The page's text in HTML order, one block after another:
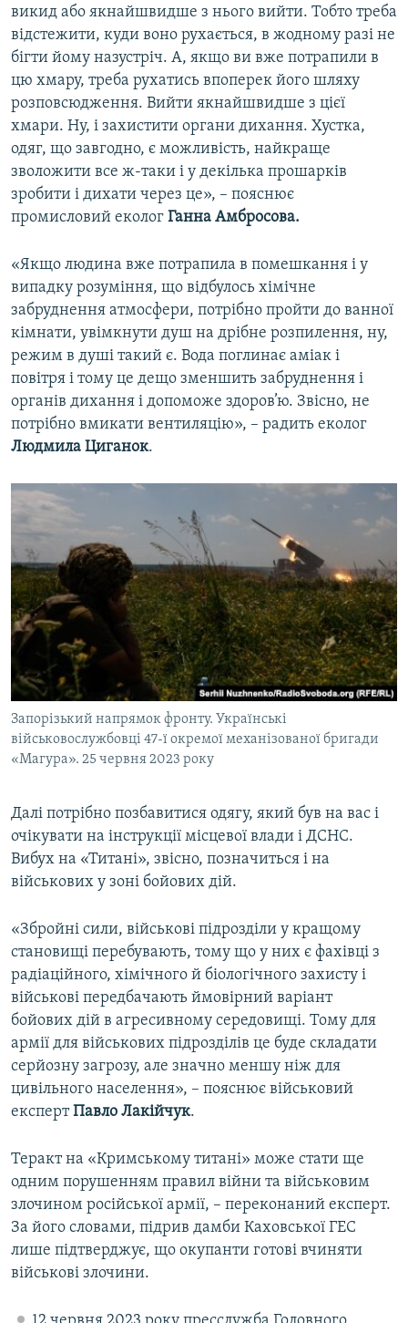
викид або якнайшвидше з нього вийти. Тобто треба
відстежити, куди воно рухається, в жодному разі не
бігти йому назустріч. А, якщо ви вже потрапили в
цю хмару, треба рухатись впоперек його шляху
розповсюдження. Вийти якнайшвидше з цієї
хмари. Ну, і захистити органи дихання. Хустка,
одяг, що завгодно, є можливість, найкраще
зволожити все ж-таки і у декілька прошарків
зробити і дихати через це», – пояснює
промисловий еколог Ганна Амбросова.
«Якщо людина вже потрапила в помешкання і у
випадку розуміння, що відбулось хімічне
забруднення атмосфери, потрібно пройти до ванної
кімнати, увімкнути душ на дрібне розпилення, ну,
режим в душі такий є. Вода поглинає аміак і
повітря і тому це дещо зменшить забруднення і
органів дихання і допоможе здоров’ю. Звісно, не
потрібно вмикати вентиляцію», – радить еколог
Людмила Циганок.
Запорізький напрямок фронту. Українські
військовослужбовці 47-ї окремої механізованої бригади
«Магура». 25 червня 2023 року
Далі потрібно позбавитися одягу, який був на вас і
очікувати на інструкції місцевої влади і ДСНС.
Вибух на «Титані», звісно, позначиться і на
військових у зоні бойових дій.
«Збройні сили, військові підрозділи у кращому
становищі перебувають, тому що у них є фахівці з
радіаційного, хімічного й біологічного захисту і
військові передбачають ймовірний варіант
бойових дій в агресивному середовищі. Тому для
армії для військових підрозділів це буде складати
серйозну загрозу, але значно меншу ніж для
цивільного населення», – пояснює військовий
експертПавло Лакійчук.
Теракт на «Кримському титані» може стати ще
одним порушенням правил війни та військовим
злочином російської армії, – переконаний експерт.
За його словами, підрив дамби Каховської ГЕС
лише підтверджує, що окупанти готові вчиняти
військові злочини.